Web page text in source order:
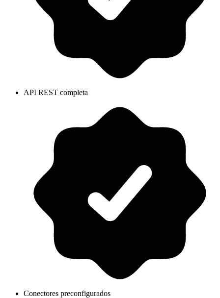
API REST completa
Conectores preconfigurados